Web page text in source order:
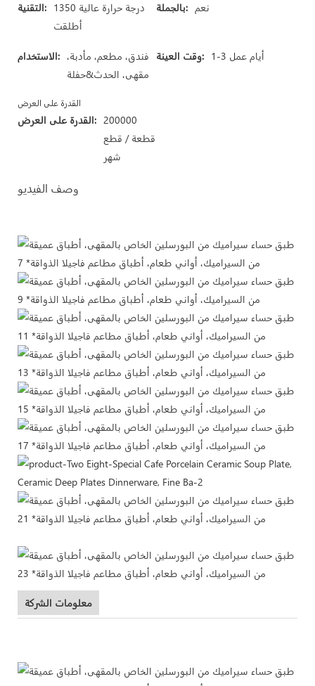
التقنية: 1350 درجة حرارة عالية
أطلقت
بالجملة: نعم
الاستخدام: فندق، مطعم، مأدبة،
مقهى، الحدث&حفلة
وقت العينة: 1-3 أيام عمل
القدرة على العرض
القدرة على العرض: 200000
قطعة / قطع
شهر
وصف الفيديو
معلومات الشركة